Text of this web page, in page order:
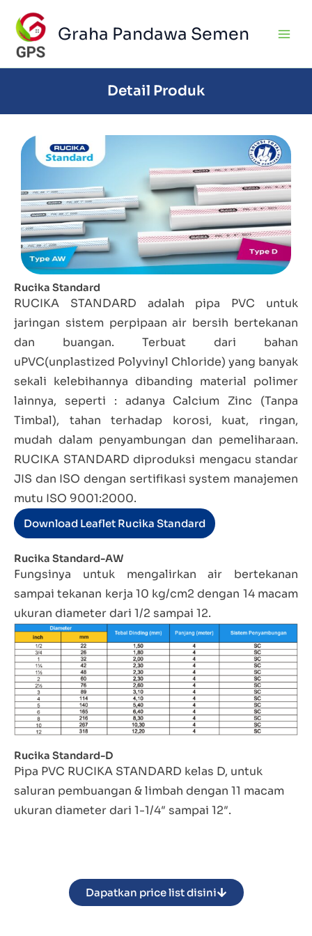
content
Graha Pandawa Semen
Detail Produk
Rucika Standard
RUCIKA STANDARD adalah pipa PVC untuk
jaringan sistem perpipaan air bersih bertekanan
dan buangan. Terbuat dari bahan
uPVC(unplastized Polyvinyl Chloride) yang banyak
sekali kelebihannya dibanding material polimer
lainnya, seperti : adanya Calcium Zinc (Tanpa
Timbal), tahan terhadap korosi, kuat, ringan,
mudah dalam penyambungan dan pemeliharaan.
RUCIKA STANDARD diproduksi mengacu standar
JIS dan ISO dengan sertifikasi system manajemen
mutu ISO 9001:2000.
Download Leaflet Rucika Standard
Rucika Standard-AW
Fungsinya untuk mengalirkan air bertekanan
sampai tekanan kerja 10 kg/cm2 dengan 14 macam
ukuran diameter dari 1/2 sampai 12.
Rucika Standard-D
Pipa PVC RUCIKA STANDARD kelas D, untuk
saluran pembuangan & limbah dengan 11 macam
ukuran diameter dari 1-1/4″ sampai 12″.
Dapatkan price list disini